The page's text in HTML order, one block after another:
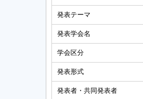
発表テーマ
発表学会名
学会区分
発表形式
発表者・共同発表者